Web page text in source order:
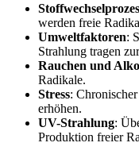
werden freie
Umweltfaktoren:
Strahlung tragen
Rauchen und
Radikale.
Stress:
erhöhen.
UV-Strahlung:
Produktion freier